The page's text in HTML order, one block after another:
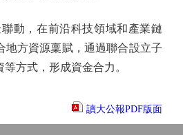
，在前沿科技領域和產業鏈
地方資源稟賦，通過聯合設立子
方式，形成資金合力。
讀大公報PDF版面